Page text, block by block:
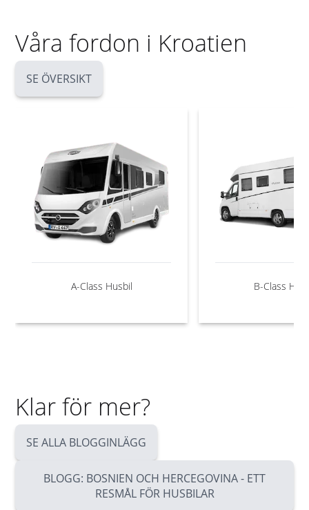
Våra fordon i Kroatien
SE ÖVERSIKT
A-Class Husbil B-Class
Klar för mer?
SE ALLA BLOGGINLÄGG
BLOGG: BOSNIEN OCH HERCEGOVINA - ETT
RESMÅL FÖR HUSBILAR